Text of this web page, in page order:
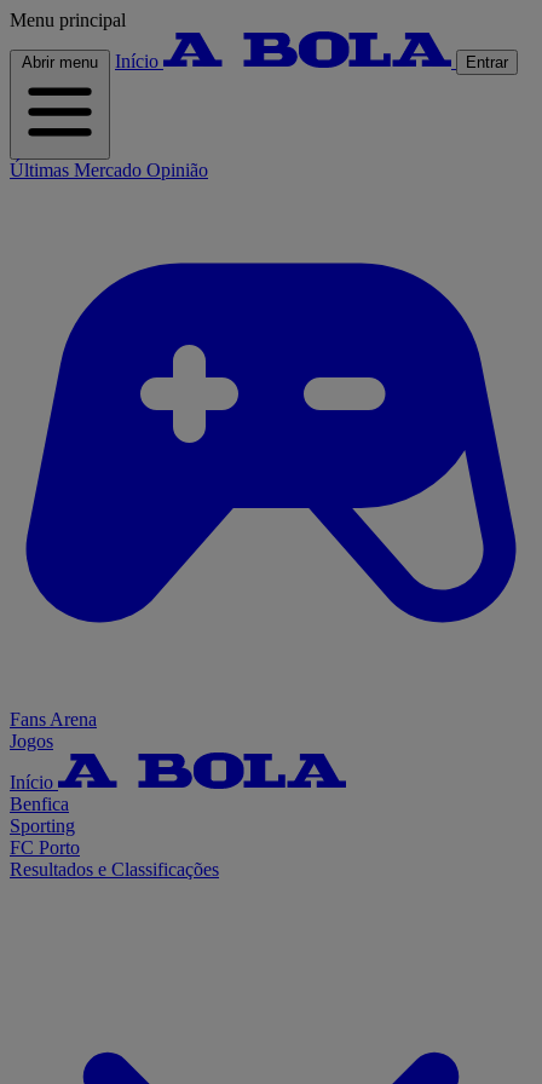
Menu principal
Abrir menu Início Entrar
Últimas Mercado Opinião
Fans Arena
Jogos
Início
Benfica
Sporting
FC Porto
Resultados e Classificações